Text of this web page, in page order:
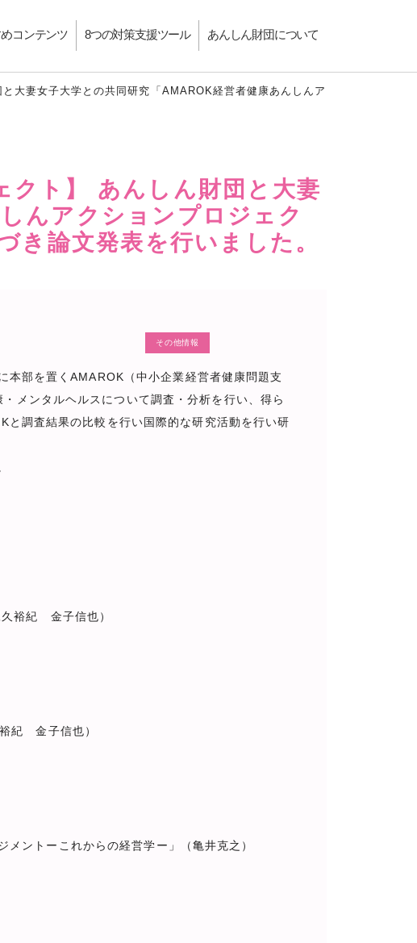
コンテンツ 8つの対策支援ツール あんしん財団について
大妻女子大学との共同研究「AMAROK経営者健康あんしんア
クト】 あんしん財団と大妻
んアクションプロジェク
き論文発表を行いました。
その他情報
部を置くAMAROK（中小企業経営者健康問題支
メンタルヘルスについて調査・分析を行い、得ら
調査結果の比較を行い国際的な研究活動を行い研
裕紀 金子信也）
紀 金子信也）
ントーこれからの経営学ー」（亀井克之）